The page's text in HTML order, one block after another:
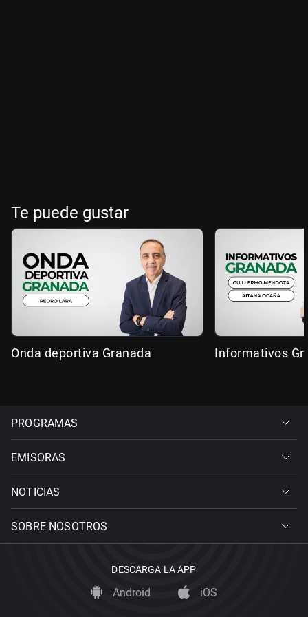
Te puede gustar
Onda deportiva Granada Informativos
PROGRAMAS
EMISORAS
NOTICIAS
SOBRE NOSOTROS
DESCARGA LA APP
Android iOS